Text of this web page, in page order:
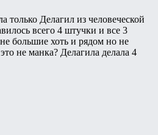
только Делагил из человеческой
всего 4 штучки и все 3
большие хоть и рядом но не
не манка? Делагила делала 4